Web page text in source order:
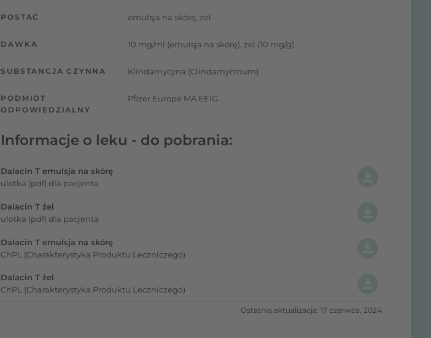
POSTAĆ emulsja na skórę, żel
DAWKA 10 mg/ml (emulsja na skórę), żel (10 mg/g)
SUBSTANCJA CZYNNA Klindamycyna (Clindamycinum)
PODMIOT
ODPOWIEDZIALNY
Pfizer Europe MA EEIG
Informacje o leku - do pobrania:
Dalacin T emulsja na skórę
ulotka (pdf) dla pacjenta
Dalacin T żel
ulotka (pdf) dla pacjenta
Dalacin T emulsja na skórę
ChPL (Charakterystyka Produktu Leczniczego)
Dalacin T żel
ChPL (Charakterystyka Produktu Leczniczego)
Ostatnia aktualizacja: 17 czerwca, 2024